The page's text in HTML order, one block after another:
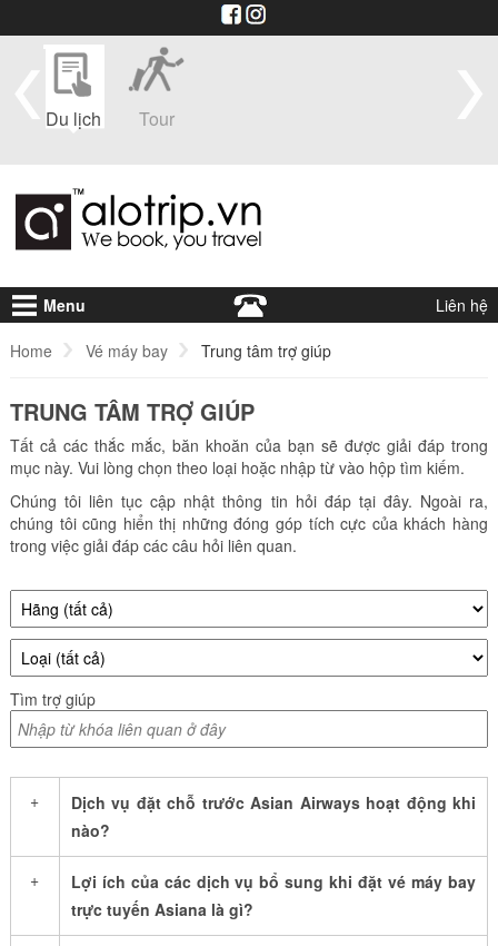
Du lịch Tour
Menu Liên hệ
Home Vé máy bay Trung tâm trợ giúp
TRUNG TÂM TRỢ GIÚP
Tất cả các thắc mắc, băn khoăn của bạn sẽ được giải đáp trong
mục này. Vui lòng chọn theo loại hoặc nhập từ vào hộp tìm kiếm.
Chúng tôi liên tục cập nhật thông tin hỏi đáp tại đây. Ngoài ra,
chúng tôi cũng hiển thị những đóng góp tích cực của khách hàng
trong việc giải đáp các câu hỏi liên quan.
Tìm trợ giúp
+
Dịch vụ đặt chỗ trước Asian Airways hoạt động khi
nào?
+
Lợi ích của các dịch vụ bổ sung khi đặt vé máy bay
trực tuyến Asiana là gì?